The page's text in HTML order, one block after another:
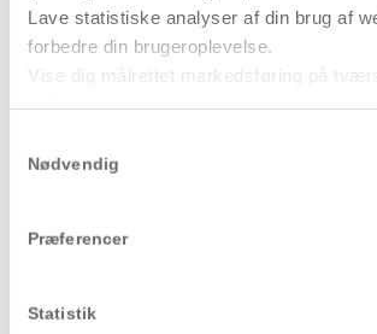
Lave statistiske analyser af din brug af
forbedre din brugeroplevelse.
Vise dig målrettet markedsføring på tværs
oplysninger bliver delt med tredjeparter,
Nødvendig
Præferencer
Statistik
Rosenhøj – Aarhus
Rustmästaregatan – Gøteborg
Skovhusene Nord – Risskov
Solviften – Greve